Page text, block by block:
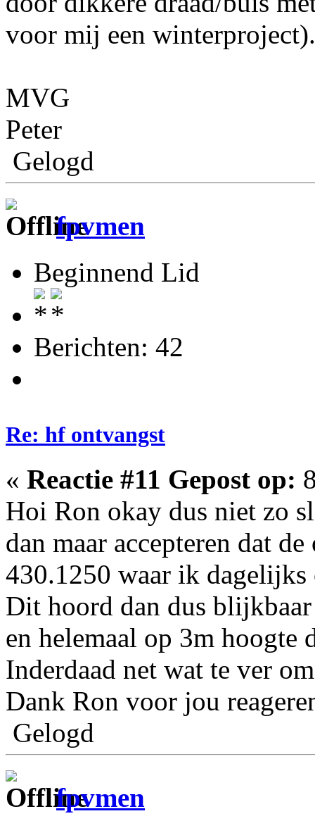
voor mij een winterproject).
MVG
Peter
Gelogd
fpvmen
Beginnend Lid
Berichten: 42
Re: hf ontvangst
« Reactie #11 Gepost op:
Hoi Ron okay dus niet zo
dan maar accepteren dat
430.1250 waar ik dagelijks
Dit hoord dan dus
en helemaal op 3m
Inderdaad net wat te ver
Dank Ron voor jou
Gelogd
fpvmen